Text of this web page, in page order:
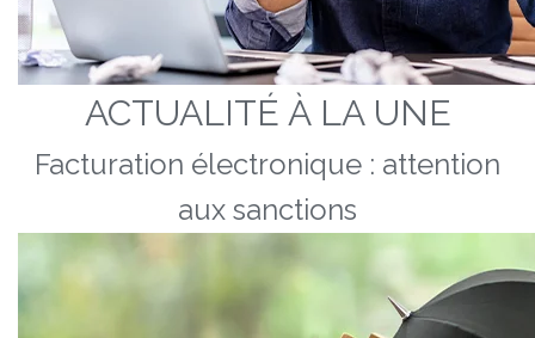
ACTUALITÉ À LA UNE
Facturation électronique : attention
aux sanctions